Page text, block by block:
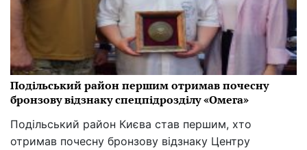
Подільський район першим отримав почесну
бронзову відзнаку спецпідрозділу «Омега»
Подільський район Києва став першим, хто
отримав почесну бронзову відзнаку Центру